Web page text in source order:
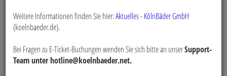
Weitere Informationen finden Sie hier:Aktuelles - KölnBäder GmbH
(koelnbaeder.de).
Bei Fragen zu E-Ticket-Buchungen wenden Sie sich bitte an unserSupport-
Team unter hotline@koelnbaeder.net.